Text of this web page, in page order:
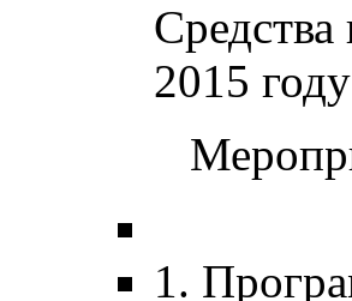
Средства
2015
1.